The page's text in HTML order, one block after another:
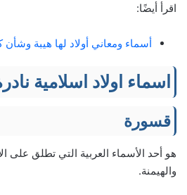
اقرأ أيضًا:
أسماء ومعاني أولاد لها هيبة وشأن
اسماء اولاد اسلامية
قسورة
هو أحد الأسماء العربية التي تطلق على
والهيمنة.